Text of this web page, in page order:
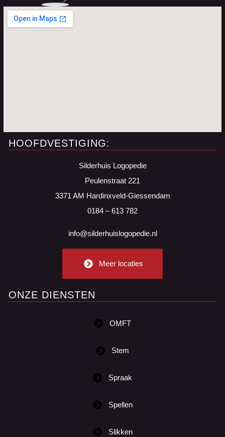
HOOFDVESTIGING:
Silderhuis Logopedie
Peulenstraat 221
3371 AM Hardinxveld-Giessendam
0184 – 613 782
info@silderhuislogopedie.nl
Meer locaties
ONZE DIENSTEN
OMFT
Stem
Spraak
Spellen
Slikken